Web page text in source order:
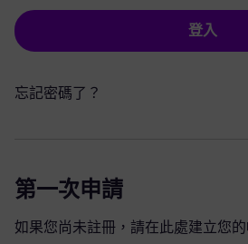
登入
忘記密碼了？
第一次申請
如果您尚未註冊，請在此處建立您的